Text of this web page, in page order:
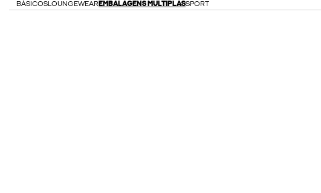
BÁSICOSLOUNGEWEAR EMBALAGENS MÚLTIPLASSPORT